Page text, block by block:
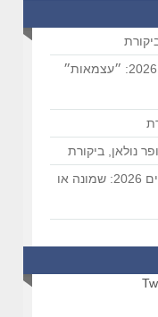
המועמדים לפרס אופיר 2026: ״עצמאות״
נולאן, ביקורת
פסטיבל הקולנוע בירושלים 2026: שמונה או